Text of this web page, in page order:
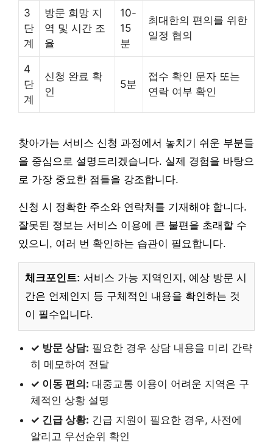
3
단
계
방문 희망 지
역 및 시간 조
율
10-
15
분
최대한의 편의를 위한
일정 협의
4
단
계
신청 완료 확
인
5분
접수 확인 문자 또는
연락 여부 확인
찾아가는 서비스 신청 과정에서 놓치기 쉬운 부분들
을 중심으로 설명드리겠습니다. 실제 경험을 바탕으
로 가장 중요한 점들을 강조합니다.
신청 시 정확한 주소와 연락처를 기재해야 합니다.
잘못된 정보는 서비스 이용에 큰 불편을 초래할 수
있으니, 여러 번 확인하는 습관이 필요합니다.
체크포인트: 서비스 가능 지역인지, 예상 방문 시
간은 언제인지 등 구체적인 내용을 확인하는 것
이 필수입니다.
✓ 방문 상담: 필요한 경우 상담 내용을 미리 간략
히 메모하여 전달
✓ 이동 편의: 대중교통 이용이 어려운 지역은 구
체적인 상황 설명
✓ 긴급 상황: 긴급 지원이 필요한 경우, 사전에
알리고 우선순위 확인